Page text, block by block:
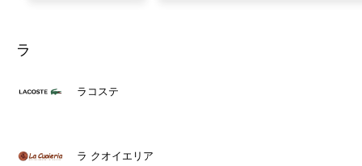
ラ
ラコステ
ラ クオイエリア